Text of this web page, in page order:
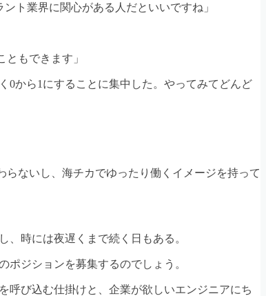
ト業界に関心がある人だといいですね」
もできます」
0から1にすることに集中した。やってみてどんど
ないし、海チカでゆったり働くイメージを持って
時には夜遅くまで続く日もある。
ジションを募集するのでしょう。
呼び込む仕掛けと、企業が欲しいエンジニアにち